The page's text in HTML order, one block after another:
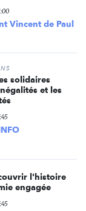
Vincent de Paul
solidaires
et les
l'histoire
engagée